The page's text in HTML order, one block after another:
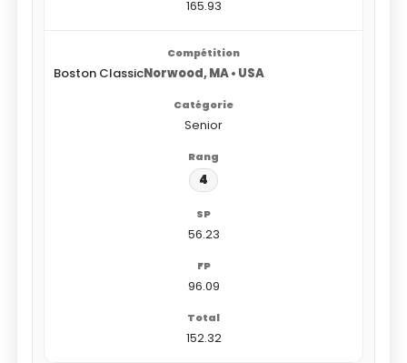
165.93
Boston ClassicNorwood, MA • USA
Senior
4
56.23
96.09
152.32